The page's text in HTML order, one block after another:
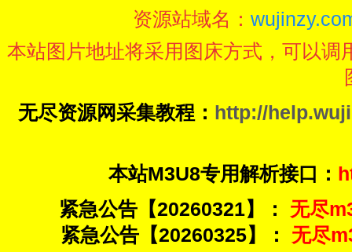
资源站域名：
本站图片地址将采用图床方式，可以
无尽资源网采集教程： http://
本站M3U8专用解析接口：
紧急公告【20260321】：
无尽
紧急公告【20260325】：
无尽